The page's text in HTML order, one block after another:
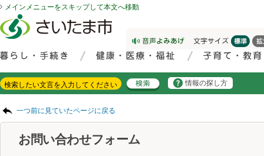
メインメニューをスキップして本文へ移動
情報の探し方
一つ前に見ていたページに戻る
お問い合わせフォーム